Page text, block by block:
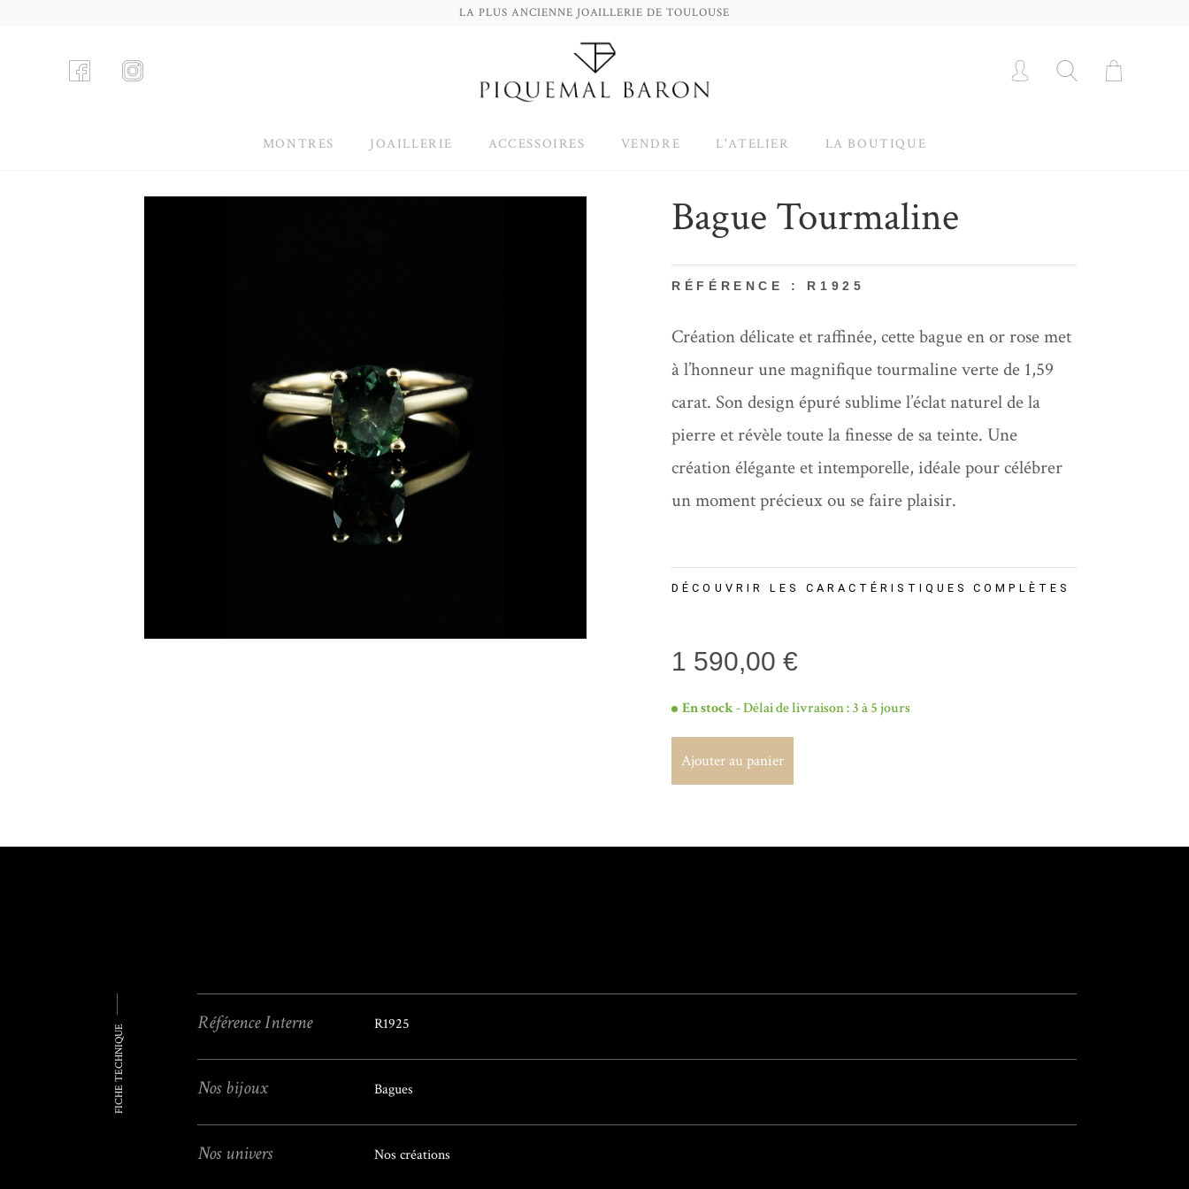
LA PLUS ANCIENNE JOAILLERIE DE TOULOUSE
MONTRES JOAILLERIE ACCESSOIRES VENDRE L'ATELIER LA BOUTIQUE
Bague Tourmaline
RÉFÉRENCE : R1925
Création délicate et raffinée, cette bague en or rose met
à l’honneur une magnifique tourmaline verte de 1,59
carat. Son design épuré sublime l’éclat naturel de la
pierre et révèle toute la finesse de sa teinte. Une
création élégante et intemporelle, idéale pour célébrer
un moment précieux ou se faire plaisir.
DÉCOUVRIR LES CARACTÉRISTIQUES COMPLÈTES
1 590,00 €
En stock- Délai de livraison : 3 à 5 jours
Ajouter au panier
Ajouter au panier
FICHE TECHNIQUE
Référence Interne R1925
Nos bijoux Bagues
Nos univers Nos créations